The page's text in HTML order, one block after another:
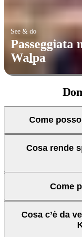
See & do
Passeggiata
Waḻpa
Come
Cosa rende
Come
Cosa c’è da